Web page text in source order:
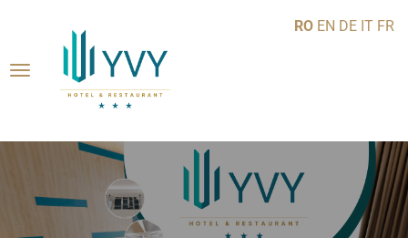
RO EN DE IT FR